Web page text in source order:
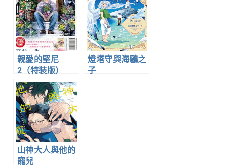
親愛的堅尼
2（特裝版）
燈塔守與海鷗之
子
山神大人與他的
寵兒